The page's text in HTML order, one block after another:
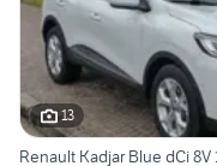
13
Renault Kadjar Blue dCi 8V